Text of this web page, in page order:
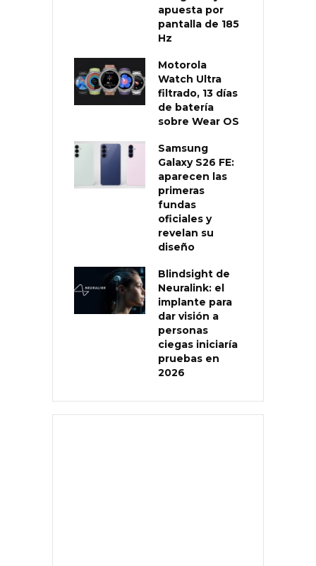
apuesta por
pantalla de 185
Hz
Motorola
Watch Ultra
filtrado, 13 días
de batería
sobre Wear OS
Samsung
Galaxy S26 FE:
aparecen las
primeras
fundas
oficiales y
revelan su
diseño
Blindsight de
Neuralink: el
implante para
dar visión a
personas
ciegas iniciaría
pruebas en
2026